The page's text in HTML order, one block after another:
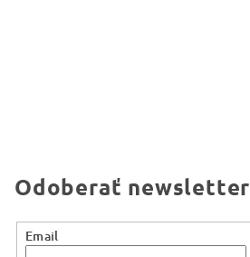
Odoberať newsletter
Email